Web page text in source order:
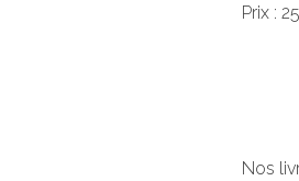
Prix :
Nos